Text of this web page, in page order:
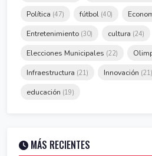
Política (47) fútbol (40)
Entretenimiento (30) cultura (24)
Elecciones Municipales (22)
Infraestructura (21) Innovación (21)
educación (19)
MÁS RECIENTES